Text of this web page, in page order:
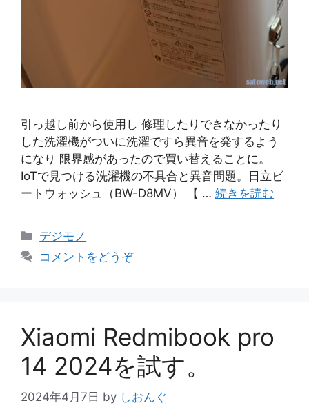
引っ越し前から使用し 修理したりできなかったり
した洗濯機がついに洗濯ですら異音を発するよう
になり 限界感があったので買い替えることに。
IoTで見つける洗濯機の不具合と異音問題。日立ビ
ートウォッシュ（BW-D8MV） 【 … 続きを読む
カ
テ
デジモノ
コメントをどうぞ
Xiaomi Redmibook pro
14 2024を試す。
2024年4月7日 by しおんぐ